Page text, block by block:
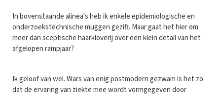
In bovenstaande alinea's heb ik enkele epidemiologische en
onderzoekstechnische muggen gezift. Maar gaat het hier om
meer dan sceptische haarkloverij over een klein detail van het
afgelopen rampjaar?
Ik geloof van wel. Wars van enig postmodern gezwam is het zo
dat de ervaring van ziekte mee wordt vormgegeven door